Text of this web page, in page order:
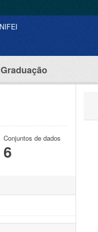
Graduação
Conjuntos de dados
6